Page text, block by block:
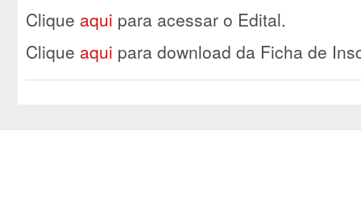
Clique aqui para acessar o Edital.
Clique aqui para download da Ficha de